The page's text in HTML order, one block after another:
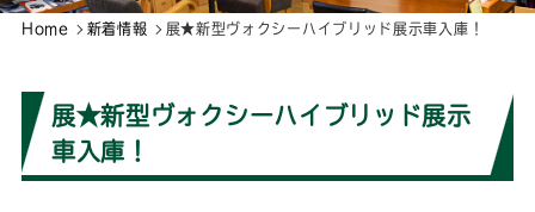
Home 新着情報 展★新型ヴォクシーハイブリッド展示車入庫！
展★新型ヴォクシーハイブリッド展示
車入庫！